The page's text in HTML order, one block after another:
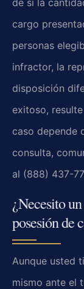
cargo
personas
infractor, la
disposición
exitoso,
caso depende
consulta,
al (888) 437-
¿Necesito
posesión de
Aunque usted
mismo ante el